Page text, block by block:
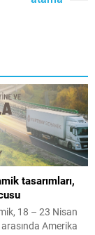
tasarımları,
18 – 23 Nisan
Amerika